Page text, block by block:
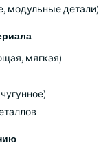
модульные детали)
мягкая)